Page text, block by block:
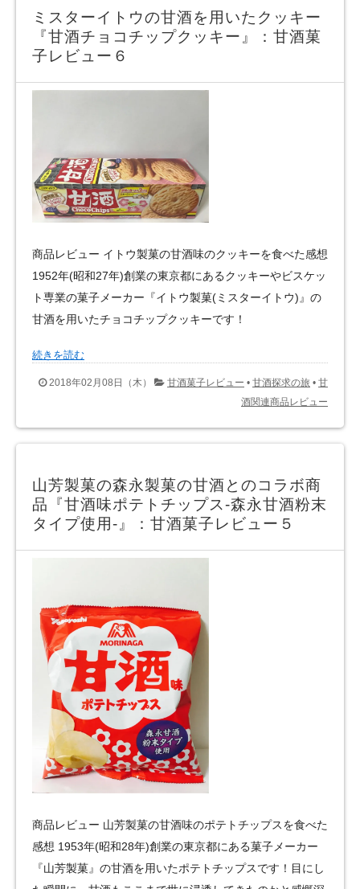
ミスターイトウの甘酒を用いたクッキー
『甘酒チョコチップクッキー』：甘酒菓
子レビュー６
商品レビュー イトウ製菓の甘酒味のクッキーを食べた感想
1952年(昭和27年)創業の東京都にあるクッキーやビスケッ
ト専業の菓子メーカー『イトウ製菓(ミスターイトウ)』の
甘酒を用いたチョコチップクッキーです！
続きを読む
2018年02月08日（木） 甘酒菓子レビュー • 甘酒探求の旅 • 甘
酒関連商品レビュー
山芳製菓の森永製菓の甘酒とのコラボ商
品『甘酒味ポテトチップス‐森永甘酒粉末
タイプ使用‐』：甘酒菓子レビュー５
商品レビュー 山芳製菓の甘酒味のポテトチップスを食べた
感想 1953年(昭和28年)創業の東京都にある菓子メーカー
『山芳製菓』の甘酒を用いたポテトチップスです！目にし